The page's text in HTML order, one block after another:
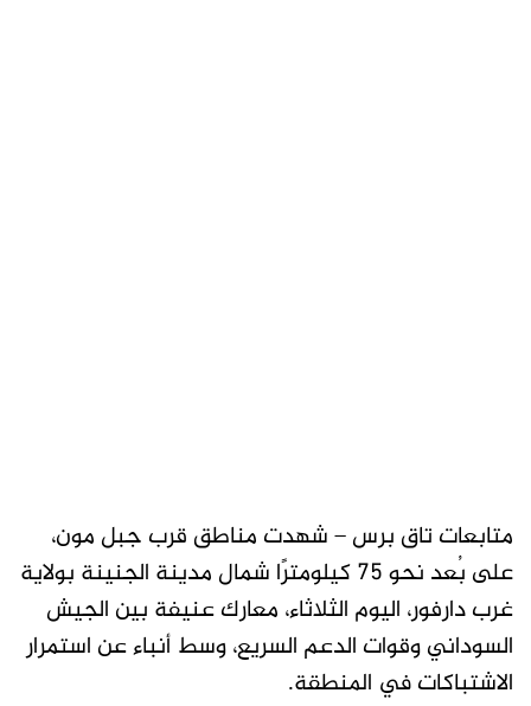
متابعات تاق برس – شهدت مناطق قرب جبل مون،
على بُعد نحو 75 كيلومترًا شمال مدينة الجنينة بولاية
غرب دارفور، اليوم الثلاثاء، معارك عنيفة بين الجيش
السوداني وقوات الدعم السريع، وسط أنباء عن استمرار
الاشتباكات في المنطقة.